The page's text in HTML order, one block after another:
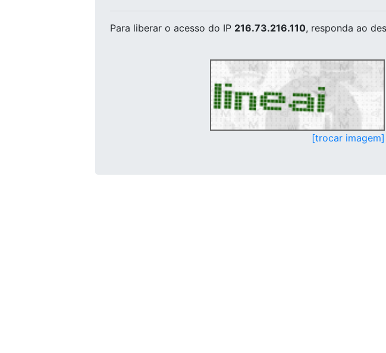
Para liberar o acesso do IP 216.73.216.110, responda ao
[trocar imagem]